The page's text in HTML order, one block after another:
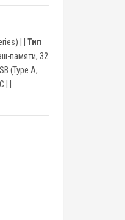
| | Тип
памяти, 32
(Type A,
|